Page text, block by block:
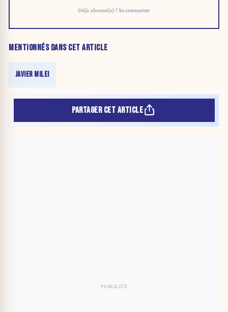
Déjà abonné(e) ?Se connecter
MENTIONNÉS DANS CET ARTICLE
JAVIER MILEI
PARTAGER CET ARTICLE